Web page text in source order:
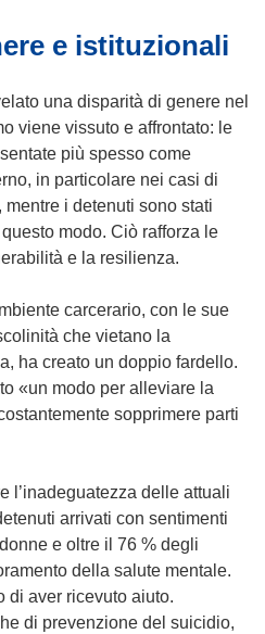
e istituzionali
una disparità di genere nel
viene vissuto e affrontato: le
più spesso come
in particolare nei casi di
i detenuti sono stati
modo. Ciò rafforza le
e la resilienza.
carcerario, con le sue
che vietano la
ha creato un doppio fardello.
«un modo per alleviare la
sopprimere parti
l’inadeguatezza delle attuali
arrivati con sentimenti
e oltre il 76 % degli
della salute mentale.
di aver ricevuto aiuto.
di prevenzione del suicidio,